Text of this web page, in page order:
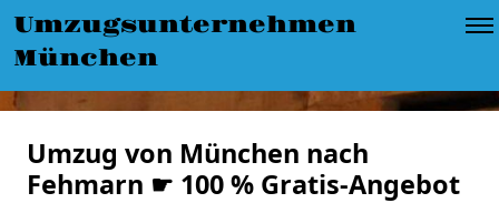
Umzugsunternehmen
München
Umzug von München nach
Fehmarn ☛ 100 % Gratis-Angebot